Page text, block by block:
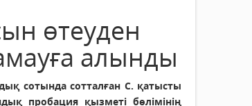
өтеуден
алынды
сотында cотталған С. қатысты
пробация қызметі бөлімінің